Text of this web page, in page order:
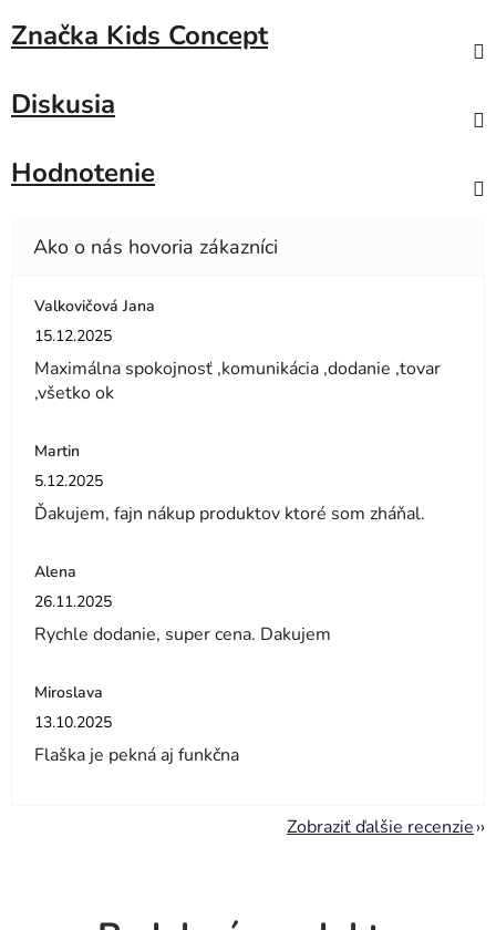
Značka Kids Concept
Diskusia
Hodnotenie
Valkovičová Jana
Hodnotenie obchodu je 5 z 5 hviezdičiek.
15.12.2025
Maximálna spokojnosť ,komunikácia ,dodanie ,tovar
,všetko ok
Martin
Hodnotenie obchodu je 5 z 5 hviezdičiek.
5.12.2025
Ďakujem, fajn nákup produktov ktoré som zháňal.
Alena
Hodnotenie obchodu je 5 z 5 hviezdičiek.
26.11.2025
Rychle dodanie, super cena. Dakujem
Miroslava
Hodnotenie obchodu je 5 z 5 hviezdičiek.
13.10.2025
Flaška je pekná aj funkčna
Zobraziť ďalšie recenzie